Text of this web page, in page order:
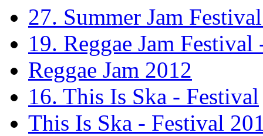
27. Summer Jam
19. Reggae Jam
Reggae Jam 2012
16. This Is Ska - Festival
This Is Ska - Festival